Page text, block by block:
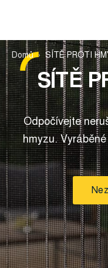
Domů SÍTĚ PROTI
SÍTĚ
Odpočívejte
hmyzu.